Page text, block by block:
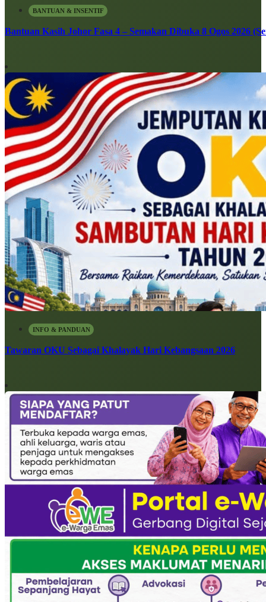
BANTUAN & INSENTIF
Bantuan Kasih Johor Fasa 4 – Semakan Dibuka 8 Ogos 2026
INFO & PANDUAN
Tawaran OKU Sebagai Khalayak Hari Kebangsaan 2026